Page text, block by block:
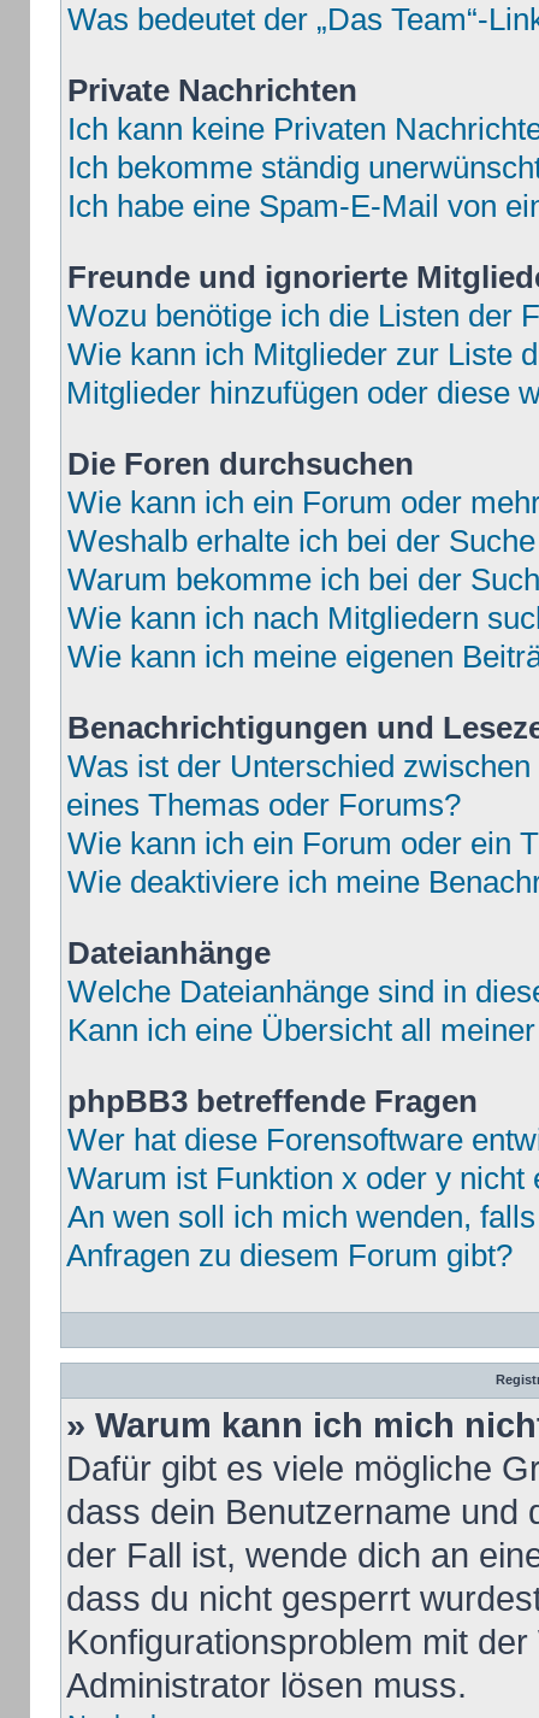
Was bedeutet der „Das Team“-
Private Nachrichten
Ich kann keine Privaten
Ich bekomme ständig
Ich habe eine Spam-E-Mail von
Freunde und ignorierte
Wozu benötige ich die Listen der
Wie kann ich Mitglieder zur Liste
Mitglieder hinzufügen oder diese
Die Foren durchsuchen
Wie kann ich ein Forum oder
Weshalb erhalte ich bei der
Warum bekomme ich bei der
Wie kann ich nach Mitgliedern
Wie kann ich meine eigenen
Benachrichtigungen und
Was ist der Unterschied
eines Themas oder Forums?
Wie kann ich ein Forum oder ein
Wie deaktiviere ich meine
Dateianhänge
Welche Dateianhänge sind in
Kann ich eine Übersicht all
phpBB3 betreffende Fragen
Wer hat diese Forensoftware
Warum ist Funktion x oder y nicht
An wen soll ich mich wenden,
Anfragen zu diesem Forum gibt?
» Warum kann ich mich
Dafür gibt es viele mögliche
dass dein Benutzername und
der Fall ist, wende dich an
dass du nicht gesperrt
Konfigurationsproblem mit
Administrator lösen muss.